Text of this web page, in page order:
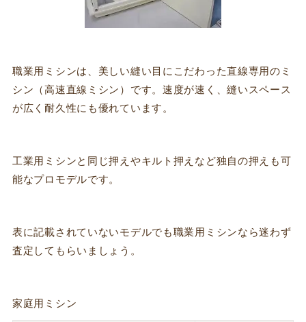
職業用ミシンは、美しい縫い目にこだわった直線専用のミ
シン（高速直線ミシン）です。速度が速く、縫いスペース
が広く耐久性にも優れています。
工業用ミシンと同じ押えやキルト押えなど独自の押えも可
能なプロモデルです。
表に記載されていないモデルでも職業用ミシンなら迷わず
査定してもらいましょう。
家庭用ミシン